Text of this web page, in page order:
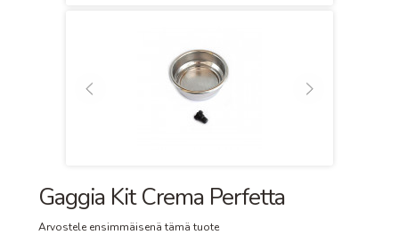
Gaggia Kit Crema Perfetta
Arvostele ensimmäisenä tämä tuote